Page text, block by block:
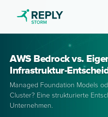
AWS Bedrock vs.
Infrastruktur-
Managed Foundation Models
Cluster? Eine strukturierte
Unternehmen.